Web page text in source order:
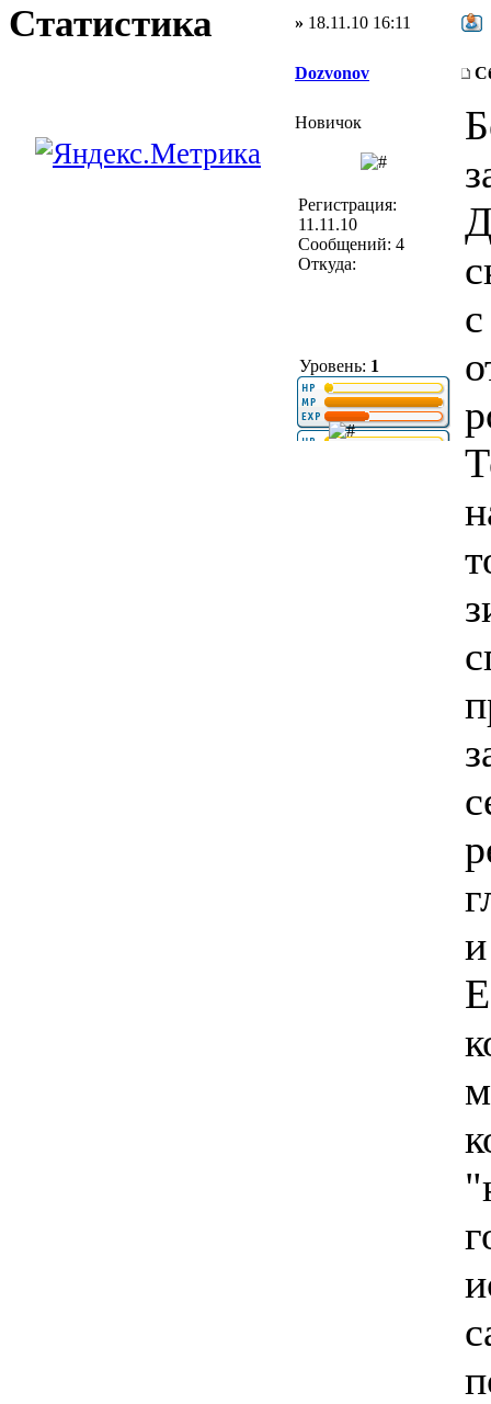
Статистика » 18.11.10 16:11
Dozvonov
Новичок
Регистрация:
11.11.10
Сообщений: 4
Откуда:
Уровень: 1